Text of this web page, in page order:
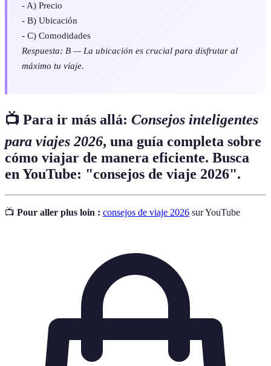
- A) Precio
- B) Ubicación
- C) Comodidades
Respuesta: B — La ubicación es crucial para disfrutar al
máximo tu viaje.
📺 Para ir más allá: Consejos inteligentes
para viajes 2026, una guía completa sobre
cómo viajar de manera eficiente. Busca
en YouTube: "consejos de viaje 2026".
📺 Pour aller plus loin : consejos de viaje 2026 sur YouTube